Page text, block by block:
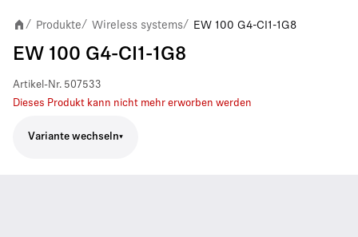
/ Produkte/ Wireless systems/ EW 100 G4-CI1-1G8
EW 100 G4-CI1-1G8
Artikel-Nr. 507533
Dieses Produkt kann nicht mehr erworben werden
Variante wechseln